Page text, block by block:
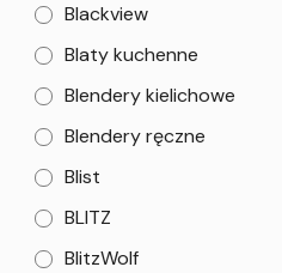
Blackview
Blaty kuchenne
Blendery kielichowe
Blendery ręczne
Blist
BLITZ
BlitzWolf